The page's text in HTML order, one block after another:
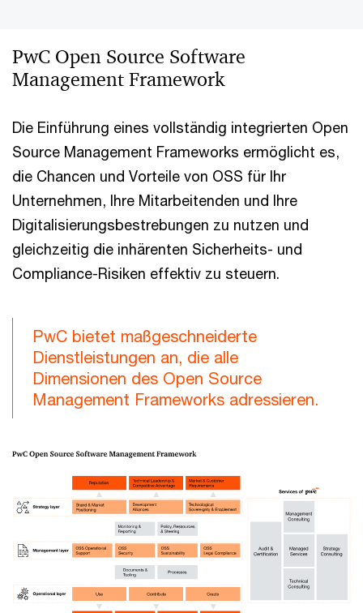
PwC Open Source Software
Management Framework
Die Einführung eines vollständig integrierten Open
Source Management Frameworks ermöglicht es,
die Chancen und Vorteile von OSS für Ihr
Unternehmen, Ihre Mitarbeitenden und Ihre
Digitalisierungsbestrebungen zu nutzen und
gleichzeitig die inhärenten Sicherheits- und
Compliance-Risiken effektiv zu steuern.
PwC bietet maßgeschneiderte
Dienstleistungen an, die alle
Dimensionen des Open Source
Management Frameworks adressieren.